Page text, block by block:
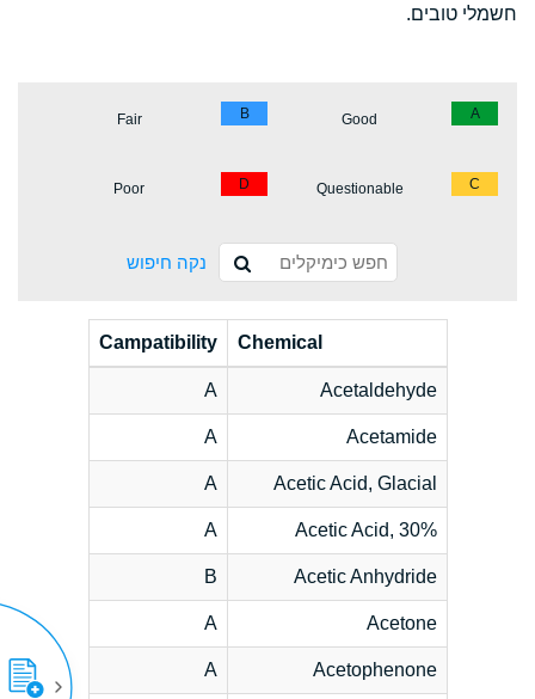
חשמלי טובים.
A
Good
B
Fair
C
Questionable
D
Poor
נקה חיפוש
Chemical
Campatibility
Acetaldehyde
A
Acetamide
A
Acetic Acid, Glacial
A
Acetic Acid, 30%
A
Acetic Anhydride
B
Acetone
A
Acetophenone
A